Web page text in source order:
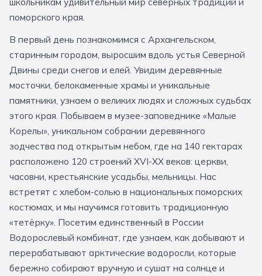
За кулисами театров
Усадьбы и заповедники Экологические
Народные промыслы Интерактивные
Квесты Мастер-классы
🎓 ПО КЛАССАМ
Все классы
Дошкольники
Начальные классы
5 класс 6 класс
7 класс 8 класс
9 класс 10 класс
Рязань Волгоград
поморского края.
В первый день познакомимся с Архангельском,
старинным городом, выросшим вдоль устья Северной
Двины среди снегов и елей. Увидим деревянные
мосточки, белокаменные храмы и уникальные
памятники, узнаем о великих людях и сложных судьбах
этого края. Побываем в музее-заповеднике «Малые
Корелы», уникальном собрании деревянного
зодчества под открытым небом, где на 140 гектарах
расположено 120 строений XVI-XX веков: церкви,
часовни, крестьянские усадьбы, мельницы. Нас
встретят с хлебом-солью в национальных поморских
костюмах, и мы научимся готовить традиционную
«тетёрку». Посетим единственный в России
Водорослевый комбинат, где узнаем, как добывают и
перерабатывают арктические водоросли, которые
бережно собирают вручную и сушат на солнце и